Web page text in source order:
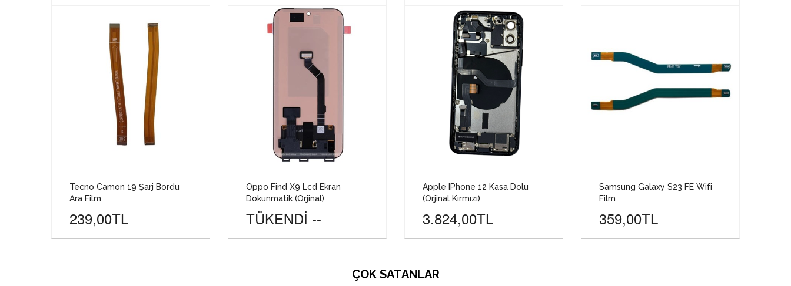
Tecno Camon 19 Şarj Bordu
Ara Film
239,00TL
Oppo Find X9 Lcd Ekran
Dokunmatik (Orjinal)
TÜKENDİ --
Apple IPhone 12 Kasa Dolu
(Orjinal Kırmızı)
3.824,00TL
Samsung Galaxy S23 FE Wifi
Film
359,00TL
ÇOK SATANLAR